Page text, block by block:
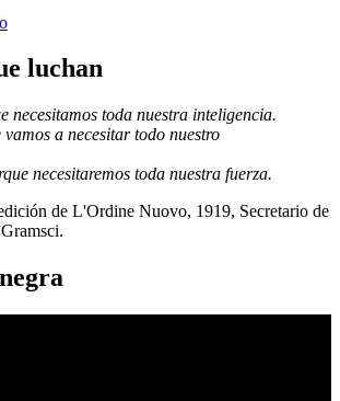
luchan
necesitamos toda nuestra inteligencia.
a necesitar todo nuestro
necesitaremos toda nuestra fuerza.
de L'Ordine Nuovo, 1919, Secretario de